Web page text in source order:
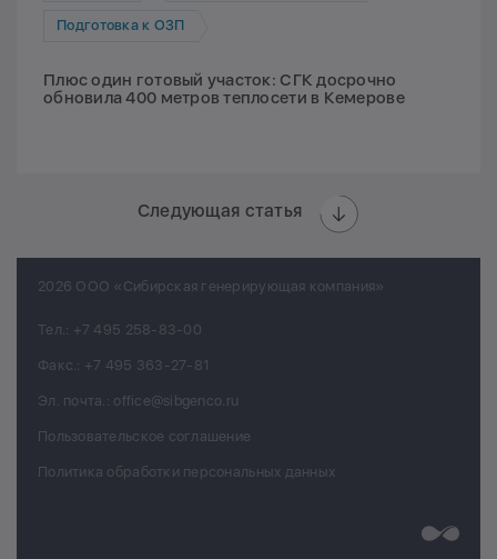
Подготовка к ОЗП
Плюс один готовый участок: СГК досрочно
обновила 400 метров теплосети в Кемерове
Следующая статья
2026 ООО «Сибирская генерирующая компания»
Тел.: +7 495 258-83-00
Факс.: +7 495 363-27-81
Эл. почта.: office@sibgenco.ru
Пользовательское соглашение
Политика обработки персональных данных